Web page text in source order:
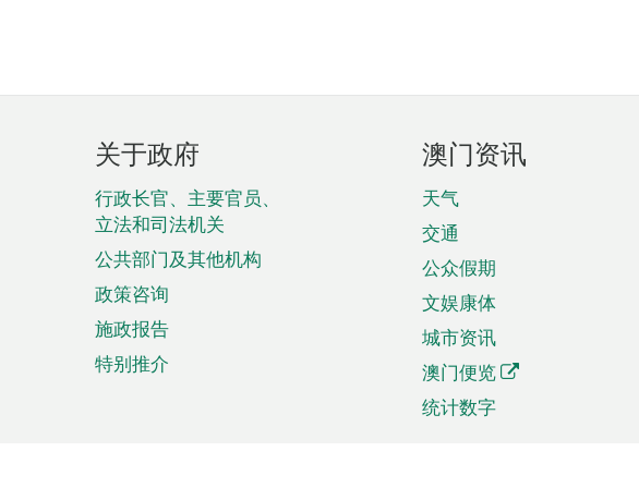
页
脚
菜
单
关于政府
行政长官、主要官员、
立法和司法机关
公共部门及其他机构
政策咨询
施政报告
特别推介
澳门资讯
天气
交通
公众假期
文娱康体
城市资讯
澳门便览
统计数字